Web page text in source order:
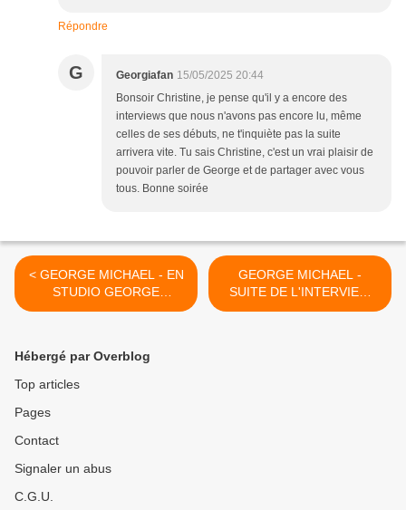
Répondre
G Georgiafan 15/05/2025 20:44
Bonsoir Christine, je pense qu'il y a encore des
interviews que nous n'avons pas encore lu, même
celles de ses débuts, ne t'inquiète pas la suite
arrivera vite. Tu sais Christine, c'est un vrai plaisir de
pouvoir parler de George et de partager avec vous
tous. Bonne soirée
< GEORGE MICHAEL - EN
STUDIO GEORGE
EXLIQUE LE PROCESSUS
GEORGE MICHAEL -
SUITE DE L'INTERVIEW
DE GEORGE MICHAEL
Hébergé par Overblog
Top articles
Pages
Contact
Signaler un abus
C.G.U.